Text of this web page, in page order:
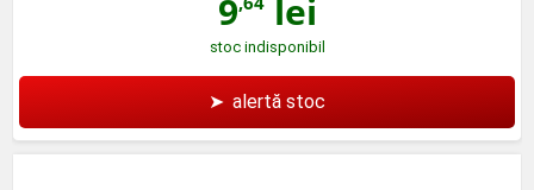
9 lei
stoc indisponibil
➤ alertă stoc